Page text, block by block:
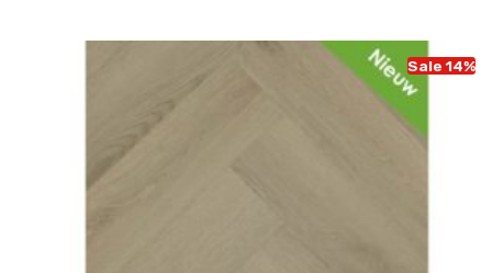
Sale 14%